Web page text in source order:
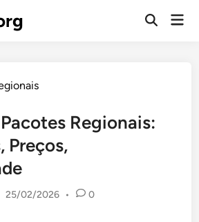
Open
Regionais:
Preços,
25/02/2026 • 0